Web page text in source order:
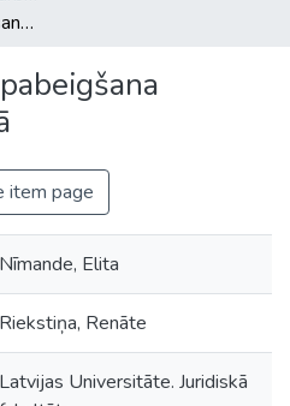
Kriminālprocesa pabeigšana saprātīgā termiņā
item page
Nīmande, Elita
Riekstiņa, Renāte
Latvijas Universitāte. Juridiskā